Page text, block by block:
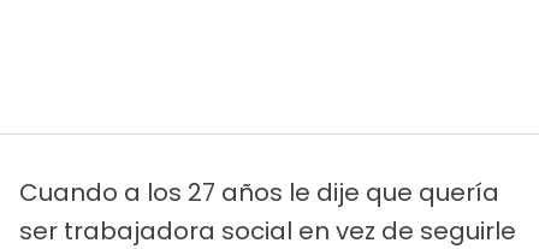
Cuando a los 27 años le dije que quería
ser trabajadora social en vez de seguirle